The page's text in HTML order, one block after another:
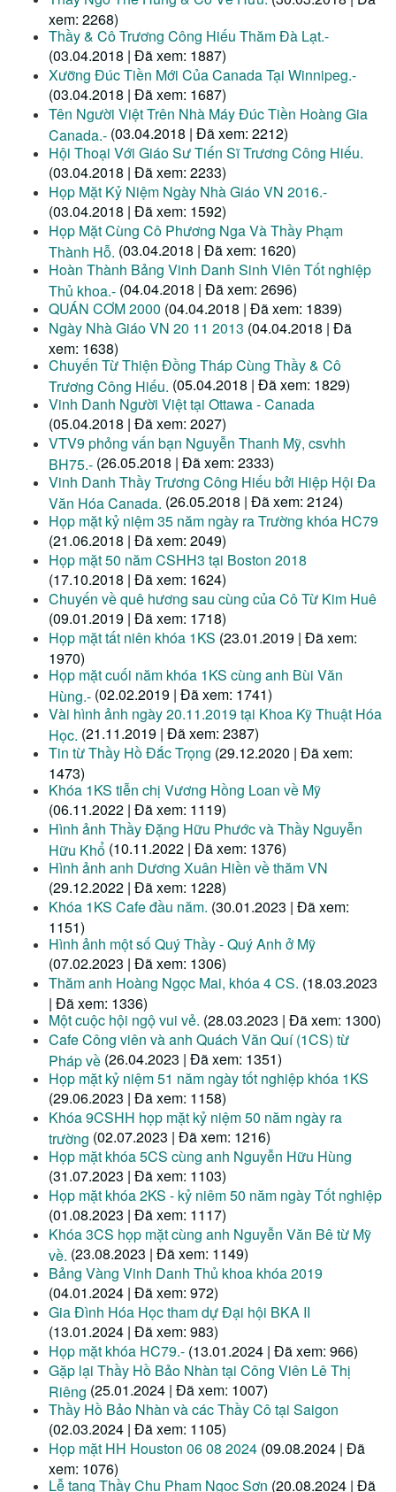
xem: 2268)
Thầy & Cô Trương Công Hiếu Thăm Đà Lạt.-
(03.04.2018 | Đã xem: 1887)
Xưỡng Đúc Tiền Mới Của Canada Tại Winnipeg.-
(03.04.2018 | Đã xem: 1687)
Tên Người Việt Trên Nhà Máy Đúc Tiền Hoàng Gia
Canada.- (03.04.2018 | Đã xem: 2212)
Hội Thoại Với Giáo Sư Tiến Sĩ Trương Công Hiếu.
(03.04.2018 | Đã xem: 2233)
Họp Mặt Kỷ Niệm Ngày Nhà Giáo VN 2016.-
(03.04.2018 | Đã xem: 1592)
Họp Mặt Cùng Cô Phương Nga Và Thầy Phạm
Thành Hỗ. (03.04.2018 | Đã xem: 1620)
Hoàn Thành Bảng Vinh Danh Sinh Viên Tốt nghiệp
Thủ khoa.- (04.04.2018 | Đã xem: 2696)
QUÁN CƠM 2000 (04.04.2018 | Đã xem: 1839)
Ngày Nhà Giáo VN 20 11 2013 (04.04.2018 | Đã
xem: 1638)
Chuyến Từ Thiện Đồng Tháp Cùng Thầy & Cô
Trương Công Hiếu. (05.04.2018 | Đã xem: 1829)
Vinh Danh Người Việt tại Ottawa - Canada
(05.04.2018 | Đã xem: 2027)
VTV9 phỏng vấn bạn Nguyễn Thanh Mỹ, csvhh
BH75.- (26.05.2018 | Đã xem: 2333)
Vinh Danh Thầy Trương Công Hiếu bởi Hiệp Hội Đa
Văn Hóa Canada. (26.05.2018 | Đã xem: 2124)
Họp mặt kỷ niệm 35 năm ngày ra Trường khóa HC79
(21.06.2018 | Đã xem: 2049)
Họp mặt 50 năm CSHH3 tại Boston 2018
(17.10.2018 | Đã xem: 1624)
Chuyến về quê hương sau cùng của Cô Từ Kim Huê
(09.01.2019 | Đã xem: 1718)
Họp mặt tất niên khóa 1KS (23.01.2019 | Đã xem:
1970)
Họp mặt cuối năm khóa 1KS cùng anh Bùi Văn
Hùng.- (02.02.2019 | Đã xem: 1741)
Vài hình ảnh ngày 20.11.2019 tại Khoa Kỹ Thuật Hóa
Học. (21.11.2019 | Đã xem: 2387)
Tin từ Thầy Hồ Đắc Trọng (29.12.2020 | Đã xem:
1473)
Khóa 1KS tiễn chị Vương Hồng Loan về Mỹ
(06.11.2022 | Đã xem: 1119)
Hình ảnh Thầy Đặng Hữu Phước và Thầy Nguyễn
Hữu Khổ (10.11.2022 | Đã xem: 1376)
Hình ảnh anh Dương Xuân Hiền về thăm VN
(29.12.2022 | Đã xem: 1228)
Khóa 1KS Cafe đầu năm. (30.01.2023 | Đã xem:
1151)
Hình ảnh một số Quý Thầy - Quý Anh ở Mỹ
(07.02.2023 | Đã xem: 1306)
Thăm anh Hoàng Ngọc Mai, khóa 4 CS. (18.03.2023
| Đã xem: 1336)
Một cuộc hội ngộ vui vẻ. (28.03.2023 | Đã xem: 1300)
Cafe Công viên và anh Quách Văn Quí (1CS) từ
Pháp về (26.04.2023 | Đã xem: 1351)
Họp mặt kỷ niệm 51 năm ngày tốt nghiệp khóa 1KS
(29.06.2023 | Đã xem: 1158)
Khóa 9CSHH họp mặt kỷ niệm 50 năm ngày ra
trường (02.07.2023 | Đã xem: 1216)
Họp mặt khóa 5CS cùng anh Nguyễn Hữu Hùng
(31.07.2023 | Đã xem: 1103)
Họp mặt khóa 2KS - kỷ niêm 50 năm ngày Tốt nghiệp
(01.08.2023 | Đã xem: 1117)
Khóa 3CS họp mặt cùng anh Nguyễn Văn Bê từ Mỹ
về. (23.08.2023 | Đã xem: 1149)
Bảng Vàng Vinh Danh Thủ khoa khóa 2019
(04.01.2024 | Đã xem: 972)
Gia Đình Hóa Học tham dự Đại hội BKA II
(13.01.2024 | Đã xem: 983)
Họp mặt khóa HC79.- (13.01.2024 | Đã xem: 966)
Gặp lại Thầy Hồ Bảo Nhàn tại Công Viên Lê Thị
Riêng (25.01.2024 | Đã xem: 1007)
Thầy Hồ Bảo Nhàn và các Thầy Cô tại Saigon
(02.03.2024 | Đã xem: 1105)
Họp mặt HH Houston 06 08 2024 (09.08.2024 | Đã
xem: 1076)
Lễ tang Thầy Chu Phạm Ngọc Sơn (20.08.2024 | Đã